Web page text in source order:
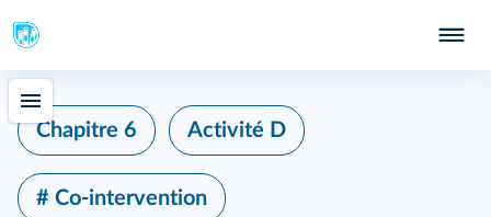
Chapitre 6 Activité D
# Co-intervention